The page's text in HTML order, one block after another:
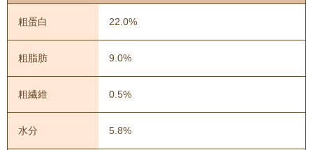
粗蛋白 22.0%
粗脂肪 9.0%
粗繊維 0.5%
水分 5.8%